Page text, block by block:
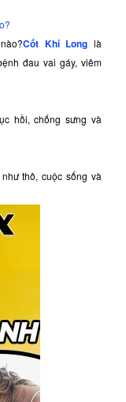
Cốt Khí Long là
đau vai gáy, viêm
hồi, chống sưng và
thô, cuộc sống và